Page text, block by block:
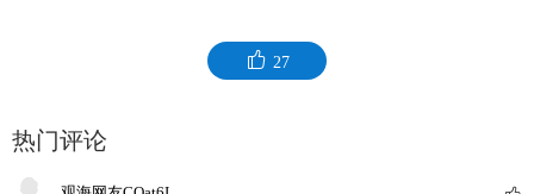
27
热门评论